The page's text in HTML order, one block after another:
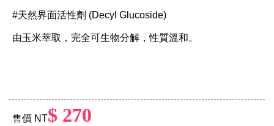
#天然界面活性劑 (Decyl Glucoside)
由玉米萃取，完全可生物分解，性質溫和。
售價 NT$ 270